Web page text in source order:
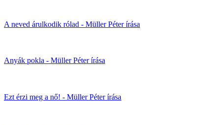
A neved árulkodik rólad - Müller Péter írása
Anyák pokla - Müller Péter írása
Ezt érzi meg a nő! - Müller Péter írása